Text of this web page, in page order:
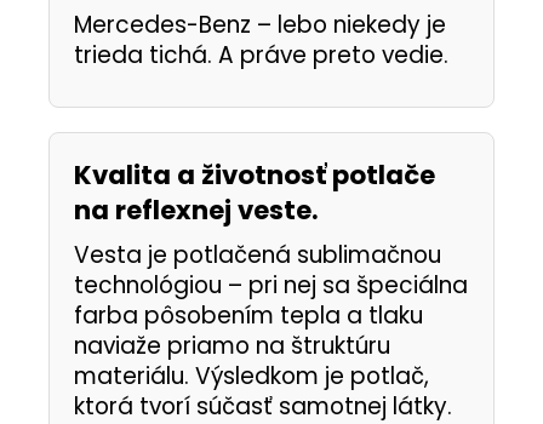
Mercedes-Benz – lebo niekedy je
trieda tichá. A práve preto vedie.
Kvalita a životnosť potlače
na reflexnej veste.
Vesta je potlačená sublimačnou
technológiou – pri nej sa špeciálna
farba pôsobením tepla a tlaku
naviaže priamo na štruktúru
materiálu. Výsledkom je potlač,
ktorá tvorí súčasť samotnej látky.